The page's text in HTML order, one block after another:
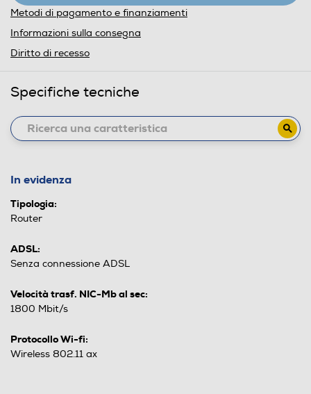
Metodi di pagamento e finanziamenti
Informazioni sulla consegna
Diritto di recesso
Specifiche tecniche
In evidenza
Tipologia:
Router
ADSL:
Senza connessione ADSL
Velocità trasf. NIC-Mb al sec:
1800 Mbit/s
Protocollo Wi-fi:
Wireless 802.11 ax